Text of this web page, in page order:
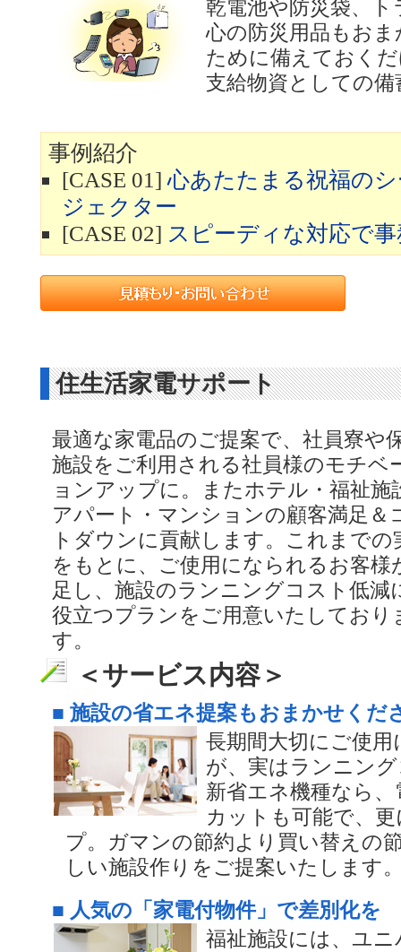
乾電池や防災袋、
心の防災用品もお
ために備えておく
支給物資としての
事例紹介
[CASE 01]心あたたまる祝福の
ジェクター
[CASE 02] スピーディな対応で
住生活家電サポート
最適な家電品のご提案で、社員寮や
施設をご利用される社員様のモチベ
ョンアップに。またホテル・福祉施
アパート・マンションの顧客満足＆
トダウンに貢献します。これまでの
をもとに、ご使用になられるお客様
足し、施設のランニングコスト低減
役立つプランをご用意いたしており
す。
＜サービス内容＞
■ 施設の省エネ提案もおまかせくだ
長期間大切にご使
が、実はランニン
新省エネ機種なら
カットも可能で、
プ。ガマンの節約より買い替えの
しい施設作りをご提案いたします
■ 人気の「家電付物件」で差別化を
福祉施設には、ユ